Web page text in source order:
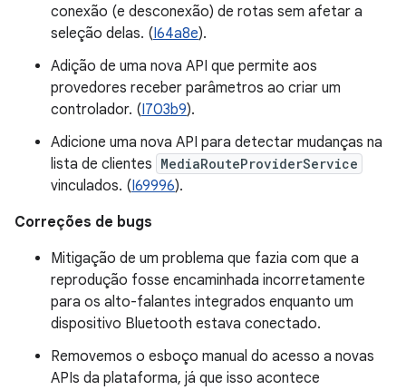
conexão (e desconexão) de rotas sem afetar a
seleção delas. (I64a8e).
Adição de uma nova API que permite aos
provedores receber parâmetros ao criar um
controlador. (I703b9).
Adicione uma nova API para detectar mudanças na
lista de clientes MediaRouteProviderService
vinculados. (I69996).
Correções de bugs
Mitigação de um problema que fazia com que a
reprodução fosse encaminhada incorretamente
para os alto-falantes integrados enquanto um
dispositivo Bluetooth estava conectado.
Removemos o esboço manual do acesso a novas
APIs da plataforma, já que isso acontece